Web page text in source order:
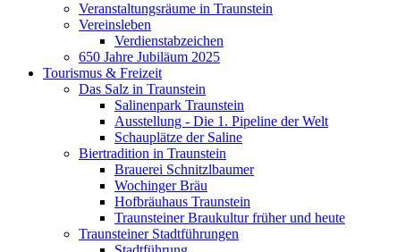
Veranstaltungsräume in Traunstein
Vereinsleben
Verdienstabzeichen
650 Jahre Jubiläum 2025
Tourismus & Freizeit
Das Salz in Traunstein
Salinenpark Traunstein
Ausstellung - Die 1. Pipeline der Welt
Schauplätze der Saline
Biertradition in Traunstein
Brauerei Schnitzlbaumer
Wochinger Bräu
Hofbräuhaus Traunstein
Traunsteiner Braukultur früher und heute
Traunsteiner Stadtführungen